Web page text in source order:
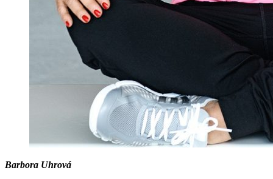
Barbora Uhrová